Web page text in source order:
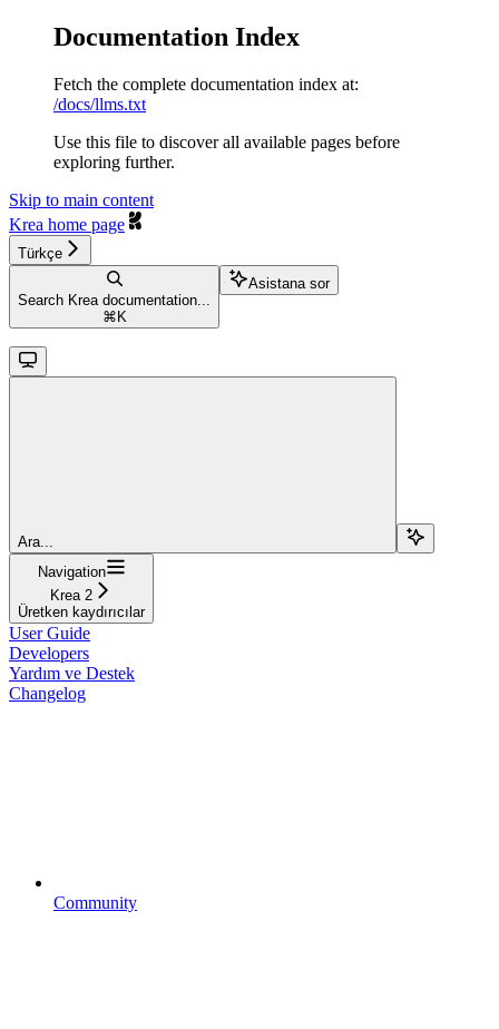
Documentation Index
Fetch the complete documentation index at:
/docs/llms.txt
Use this file to discover all available pages before
exploring further.
Skip to main content
Krea home page
Türkçe
Search Krea documentation...
⌘ K
Asistana sor
Ara...
Navigation
Krea 2
Üretken kaydırıcılar
User Guide
Developers
Yardım ve Destek
Changelog
Community